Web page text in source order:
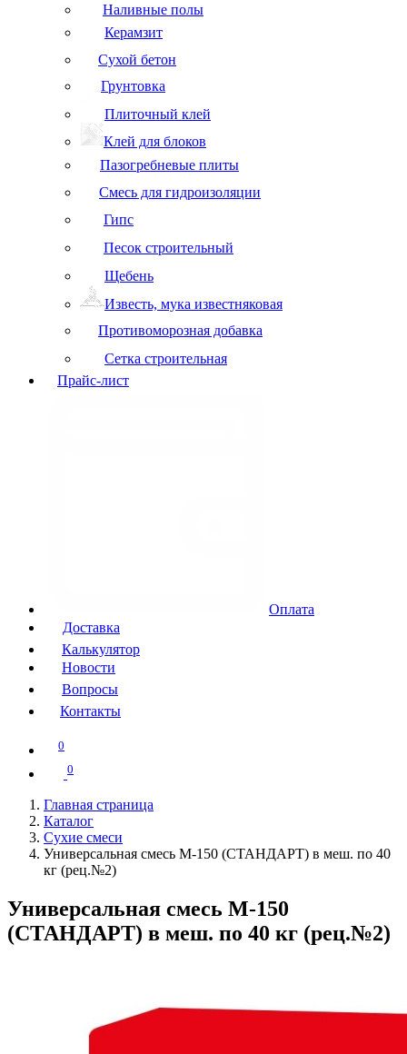
Наливные полы
Керамзит
Сухой бетон
Грунтовка
Плиточный клей
Клей для блоков
Пазогребневые плиты
Смесь для гидроизоляции
Гипс
Песок строительный
Щебень
Известь, мука известняковая
Противоморозная добавка
Сетка строительная
Прайс-лист
Оплата
Доставка
Калькулятор
Новости
Вопросы
Контакты
0
0
Главная страница
Каталог
Сухие смеси
Универсальная смесь М-150 (СТАНДАРТ) в меш. по 40
кг (рец.№2)
Универсальная смесь М-150
(СТАНДАРТ) в меш. по 40 кг (рец.№2)